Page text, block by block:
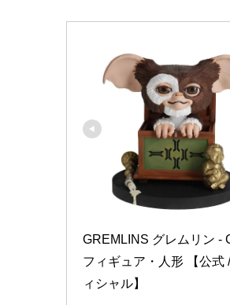
GREMLINS グレムリン -
フィギュア・人形 【公式
ィシャル】